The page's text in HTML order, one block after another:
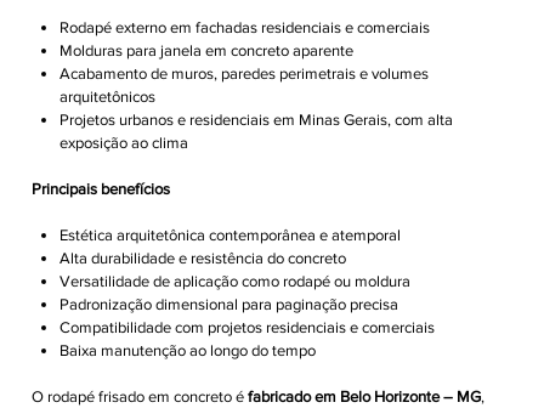
Rodapé externo em fachadas residenciais e comerciais
Molduras para janela em concreto aparente
Acabamento de muros, paredes perimetrais e volumes
arquitetônicos
Projetos urbanos e residenciais em Minas Gerais, com alta
exposição ao clima
Principais benefícios
Estética arquitetônica contemporânea e atemporal
Alta durabilidade e resistência do concreto
Versatilidade de aplicação como rodapé ou moldura
Padronização dimensional para paginação precisa
Compatibilidade com projetos residenciais e comerciais
Baixa manutenção ao longo do tempo
O rodapé frisado em concreto é fabricado em Belo Horizonte – MG,